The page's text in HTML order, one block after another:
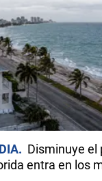
Disminuye el
entra en los